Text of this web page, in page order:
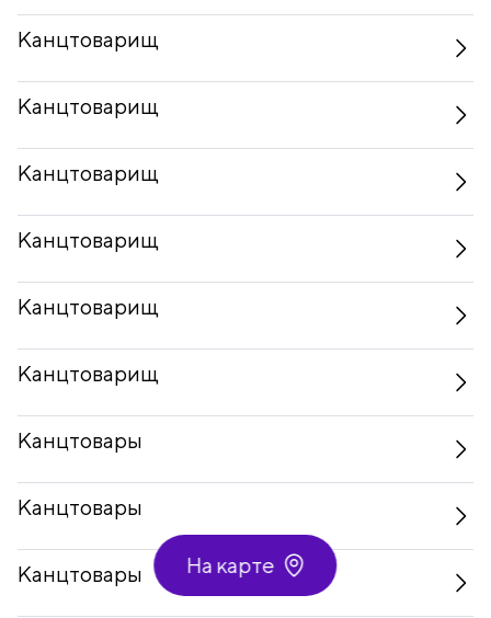
На карте
Канцтоварищ
Канцтоварищ
Канцтоварищ
Канцтоварищ
Канцтоварищ
Канцтоварищ
Канцтовары
Канцтовары
Канцтовары